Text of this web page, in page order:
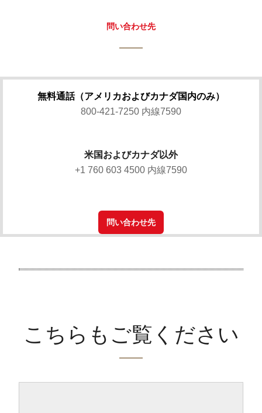
問い合わせ先
無料通話（アメリカおよびカナダ国内のみ）
800-421-7250 内線7590
米国およびカナダ以外
+1 760 603 4500 内線7590
問い合わせ先
こちらもご覧ください